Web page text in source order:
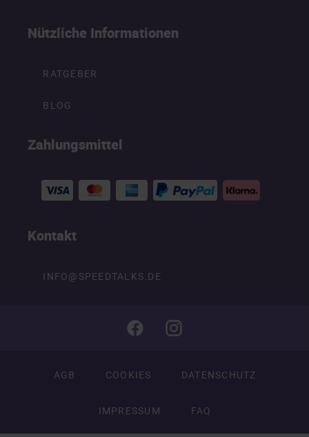
Nützliche Informationen
RATGEBER
BLOG
Zahlungsmittel
Kontakt
INFO@SPEEDTALKS.DE
AGB COOKIES DATENSCHUTZ
IMPRESSUM FAQ